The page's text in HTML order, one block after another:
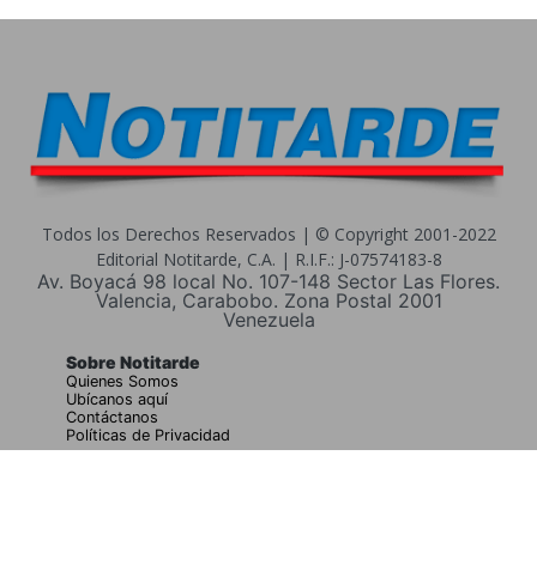
Todos los Derechos Reservados | © Copyright 2001-2022
Editorial Notitarde, C.A. | R.I.F.: J-07574183-8
Av. Boyacá 98 local No. 107-148 Sector Las Flores.
Valencia, Carabobo. Zona Postal 2001
Venezuela
Sobre Notitarde
Quienes Somos
Ubícanos aquí
Contáctanos
Políticas de Privacidad